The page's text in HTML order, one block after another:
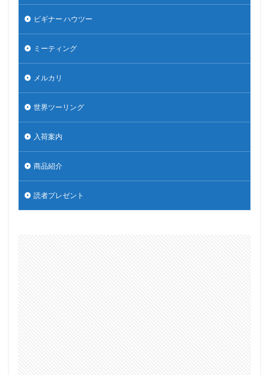
ビギナー ハウツー
ミーティング
メルカリ
世界ツーリング
入荷案内
商品紹介
読者プレゼント